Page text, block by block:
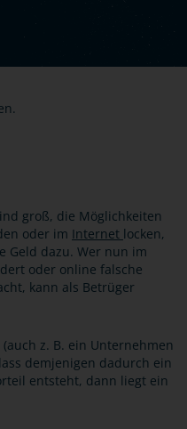
groß, die Möglichkeiten
oder im Internet locken,
Geld dazu. Wer nun im
oder online falsche
kann als Betrüger
z. B. ein Unternehmen
demjenigen dadurch ein
entsteht, dann liegt ein